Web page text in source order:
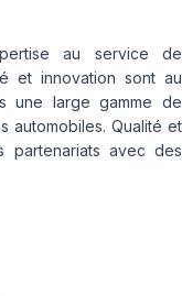
au service de
et innovation sont au
une large gamme de
automobiles. Qualité et
partenariats avec des